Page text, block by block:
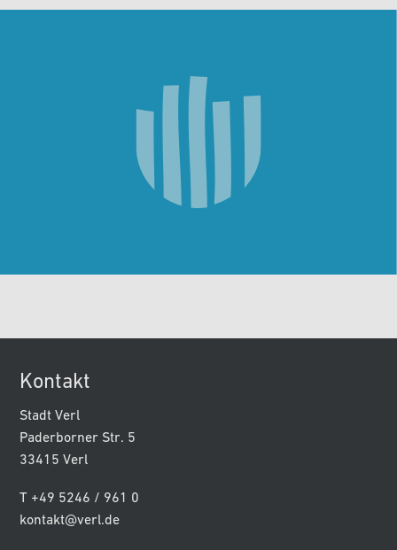
Kontakt
Stadt Verl
Paderborner Str. 5
33415 Verl
T +49 5246 / 961 0
kontakt@verl.de